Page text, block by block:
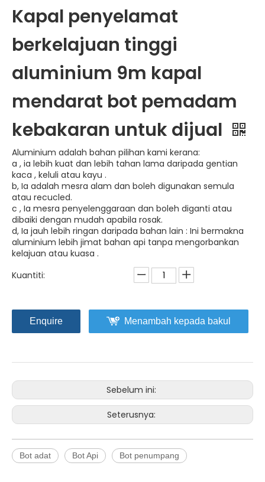
Kapal penyelamat
berkelajuan tinggi
aluminium 9m kapal
mendarat bot pemadam
kebakaran untuk dijual
Aluminium adalah bahan pilihan kami kerana:
a , ia lebih kuat dan lebih tahan lama daripada gentian
kaca , keluli atau kayu .
b, Ia adalah mesra alam dan boleh digunakan semula
atau recucled.
c , Ia mesra penyelenggaraan dan boleh diganti atau
dibaiki dengan mudah apabila rosak.
d, Ia jauh lebih ringan daripada bahan lain : Ini bermakna
aluminium lebih jimat bahan api tanpa mengorbankan
kelajuan atau kuasa .
Kuantiti:
Enquire Menambah kepada bakul
Sebelum ini:
Seterusnya:
Bot adat Bot Api Bot penumpang